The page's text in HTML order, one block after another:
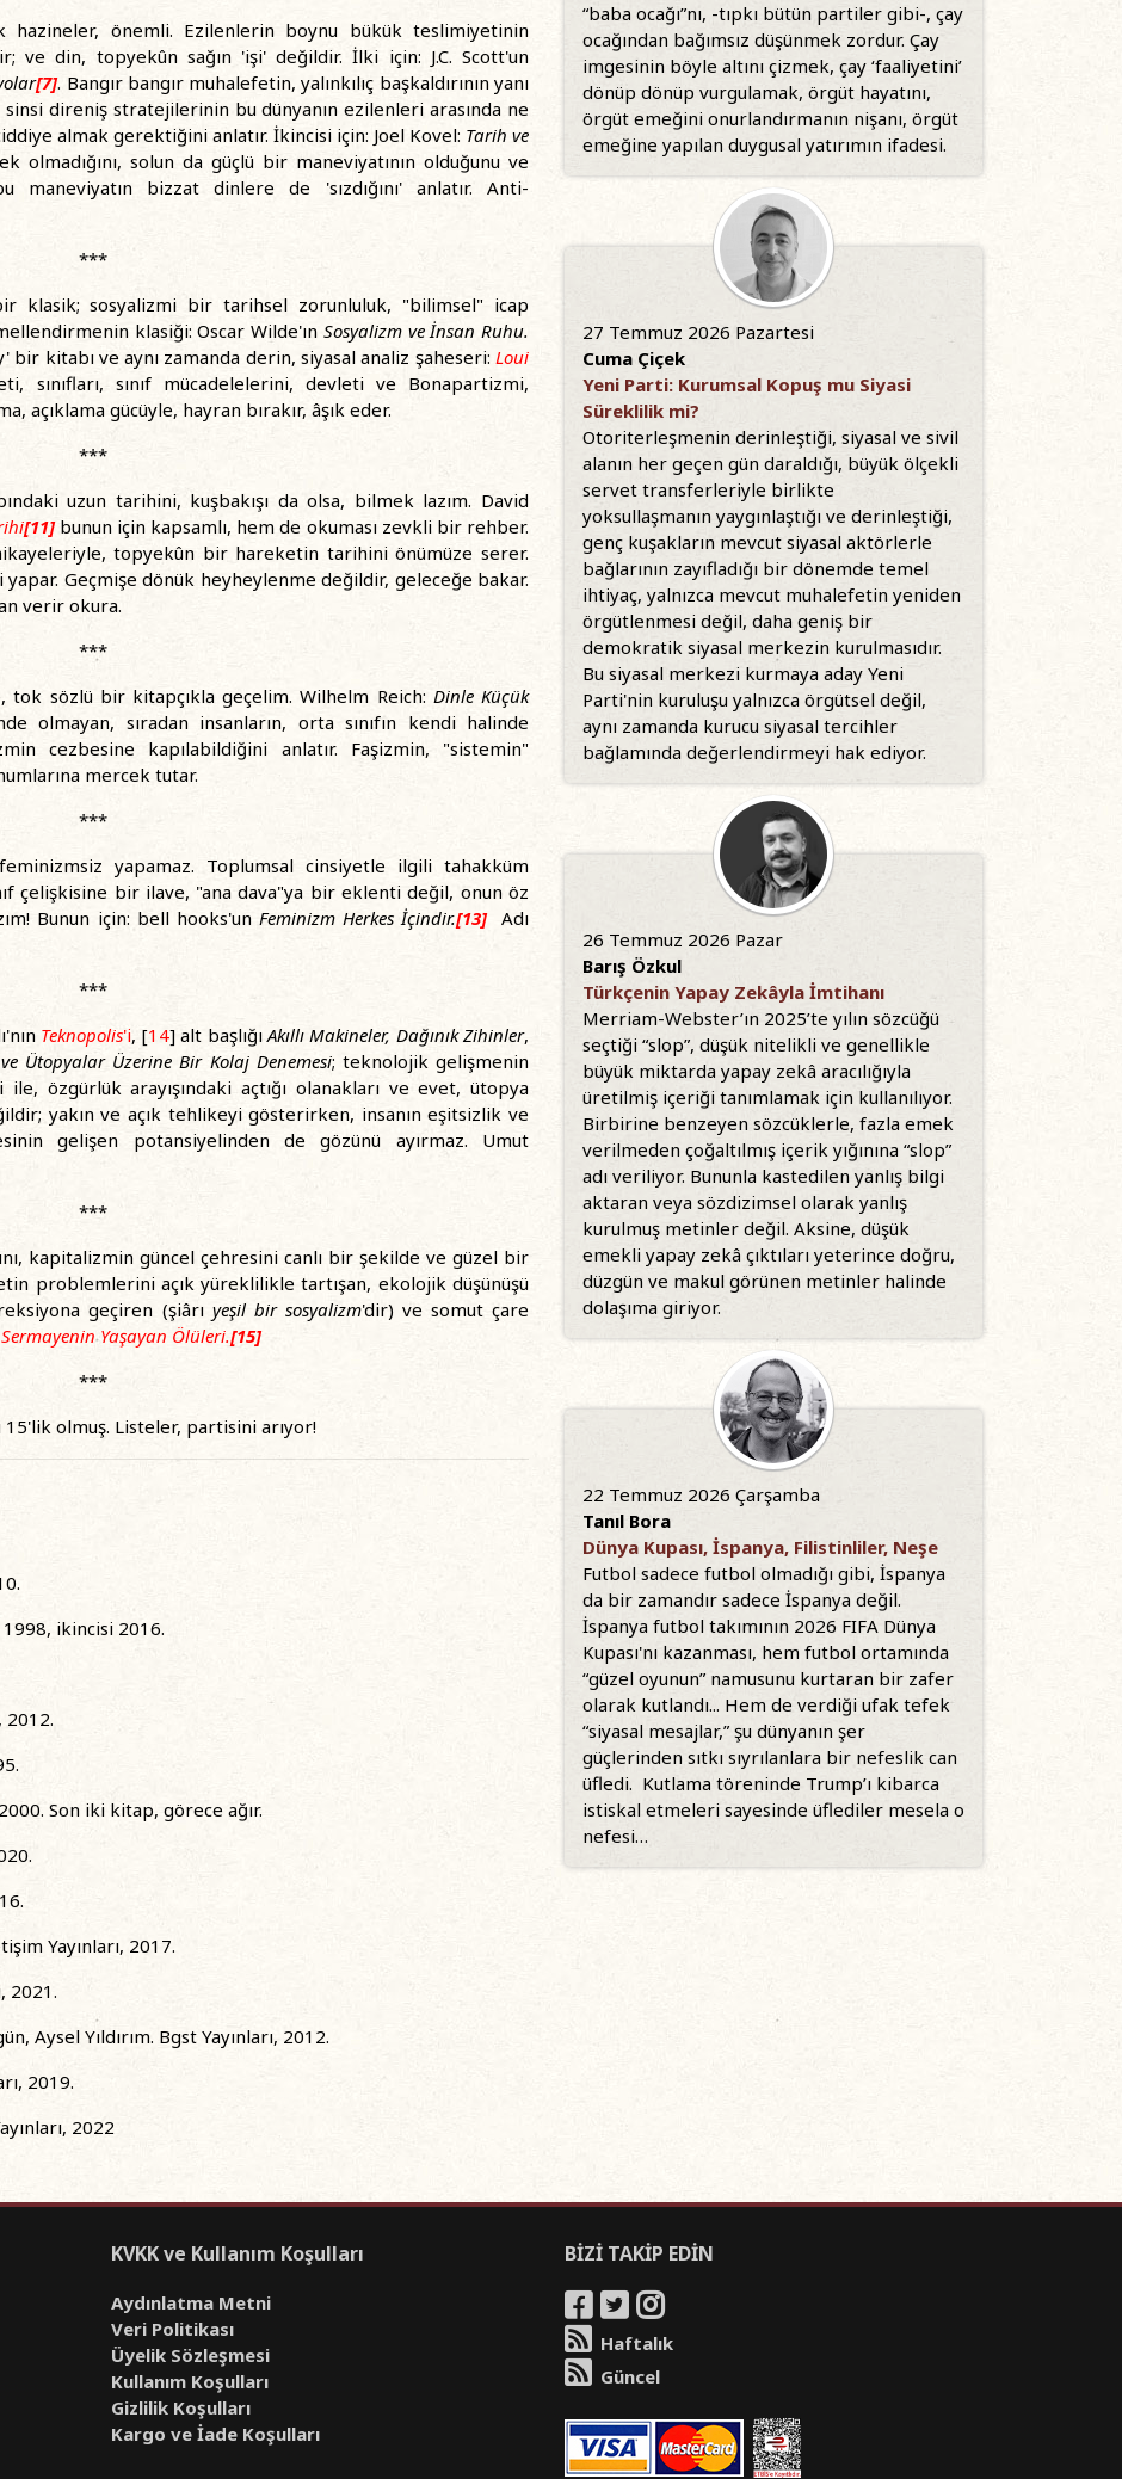
hazineler, önemli. Ezilenlerin boynu bükük teslimiyetinin
ve din, topyekûn sağın 'işi' değildir. İlki için: J.C. Scott'un
[7]. Bangır bangır muhalefetin, yalınkılıç başkaldırının yanı
direniş stratejilerinin bu dünyanın ezilenleri arasında ne
almak gerektiğini anlatır. İkincisi için: Joel Kovel: Tarih ve
olmadığını, solun da güçlü bir maneviyatının olduğunu ve
maneviyatın bizzat dinlere de 'sızdığını' anlatır. Anti-
***
klasik; sosyalizmi bir tarihsel zorunluluk, "bilimsel" icap
klasiği: Oscar Wilde'ın Sosyalizm ve İnsan Ruhu.
kitabı ve aynı zamanda derin, siyasal analiz şaheseri: Loui
sınıfları, sınıf mücadelelerini, devleti ve Bonapartizmi,
açıklama gücüyle, hayran bırakır, âşık eder.
***
uzun tarihini, kuşbakışı da olsa, bilmek lazım. David
[11] bunun için kapsamlı, hem de okuması zevkli bir rehber.
topyekûn bir hareketin tarihini önümüze serer.
Geçmişe dönük heyheylenme değildir, geleceğe bakar.
verir okura.
***
tok sözlü bir kitapçıkla geçelim. Wilhelm Reich: Dinle Küçük
sıradan insanların, orta sınıfın kendi halinde
cezbesine kapılabildiğini anlatır. Faşizmin, "sistemin"
mercek tutar.
***
yapamaz. Toplumsal cinsiyetle ilgili tahakküm
çelişkisine bir ilave, "ana dava"ya bir eklenti değil, onun öz
Bunun için: bell hooks'un Feminizm Herkes İçindir.[13]Adı
***
Teknopolis'i, [14] alt başlığıAkıllı Makineler, Dağınık Zihinler,
Ütopyalar Üzerine Bir Kolaj Denemesi; teknolojik gelişmenin
özgürlük arayışındaki açtığı olanakları ve evet, ütopya
yakın ve açık tehlikeyi gösterirken, insanın eşitsizlik ve
gelişen potansiyelinden de gözünü ayırmaz. Umut
***
kapitalizmin güncel çehresini canlı bir şekilde ve güzel bir
problemlerini açık yüreklilikle tartışan, ekolojik düşünüşü
geçiren (şiârı yeşil bir sosyalizm'dir) ve somut çare
Sermayenin Yaşayan Ölüleri.[15]
***
olmuş. Listeler, partisini arıyor!
1998, ikincisi 2016.
2012.
Son iki kitap, görece ağır.
Yayınları, 2017.
2021.
Aysel Yıldırım. Bgst Yayınları, 2012.
2019.
2022
“baba ocağı”nı, -tıpkı bütün partiler gibi-, çay
ocağından bağımsız düşünmek zordur. Çay
imgesinin böyle altını çizmek, çay ‘faaliyetini’
dönüp dönüp vurgulamak, örgüt hayatını,
örgüt emeğini onurlandırmanın nişanı, örgüt
emeğine yapılan duygusal yatırımın ifadesi.
27 Temmuz 2026 Pazartesi
Cuma Çiçek
Yeni Parti: Kurumsal Kopuş mu Siyasi
Süreklilik mi?
Otoriterleşmenin derinleştiği, siyasal ve sivil
alanın her geçen gün daraldığı, büyük ölçekli
servet transferleriyle birlikte
yoksullaşmanın yaygınlaştığı ve derinleştiği,
genç kuşakların mevcut siyasal aktörlerle
bağlarının zayıfladığı bir dönemde temel
ihtiyaç, yalnızca mevcut muhalefetin yeniden
örgütlenmesi değil, daha geniş bir
demokratik siyasal merkezin kurulmasıdır.
Bu siyasal merkezi kurmaya aday Yeni
Parti'nin kuruluşu yalnızca örgütsel değil,
aynı zamanda kurucu siyasal tercihler
bağlamında değerlendirmeyi hak ediyor.
26 Temmuz 2026 Pazar
Barış Özkul
Türkçenin Yapay Zekâyla İmtihanı
Merriam-Webster’ın 2025’te yılın sözcüğü
seçtiği “slop”, düşük nitelikli ve genellikle
büyük miktarda yapay zekâ aracılığıyla
üretilmiş içeriği tanımlamak için kullanılıyor.
Birbirine benzeyen sözcüklerle, fazla emek
verilmeden çoğaltılmış içerik yığınına “slop”
adı veriliyor. Bununla kastedilen yanlış bilgi
aktaran veya sözdizimsel olarak yanlış
kurulmuş metinler değil. Aksine, düşük
emekli yapay zekâ çıktıları yeterince doğru,
düzgün ve makul görünen metinler halinde
dolaşıma giriyor.
22 Temmuz 2026 Çarşamba
Tanıl Bora
Dünya Kupası, İspanya, Filistinliler, Neşe
Futbol sadece futbol olmadığı gibi, İspanya
da bir zamandır sadece İspanya değil.
İspanya futbol takımının 2026 FIFA Dünya
Kupası'nı kazanması, hem futbol ortamında
“güzel oyunun” namusunu kurtaran bir zafer
olarak kutlandı... Hem de verdiği ufak tefek
“siyasal mesajlar,” şu dünyanın şer
güçlerinden sıtkı sıyrılanlara bir nefeslik can
üfledi. Kutlama töreninde Trump’ı kibarca
istiskal etmeleri sayesinde üflediler mesela o
nefesi…
KVKK ve Kullanım Koşulları
Aydınlatma Metni
Veri Politikası
Üyelik Sözleşmesi
Kullanım Koşulları
Gizlilik Koşulları
Kargo ve İade Koşulları
BİZİ TAKİP EDİN
Haftalık
Güncel